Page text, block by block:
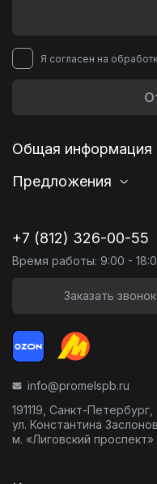
Я согласен на
Общая информация
Предложения
+7 (812) 326-00-55
Время работы: 9:00 -
Заказать звонок
info@promelspb.ru
191119, Санкт-Петербург,
ул. Константина
м. «Лиговский проспект»